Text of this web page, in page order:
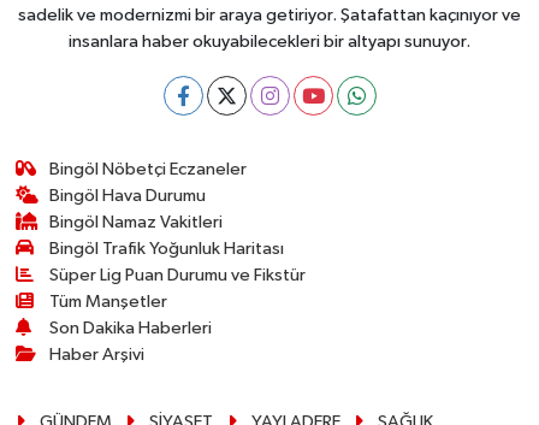
sadelik ve modernizmi bir araya getiriyor. Şatafattan kaçınıyor ve
insanlara haber okuyabilecekleri bir altyapı sunuyor.
Bingöl Nöbetçi Eczaneler
Bingöl Hava Durumu
Bingöl Namaz Vakitleri
Bingöl Trafik Yoğunluk Haritası
Süper Lig Puan Durumu ve Fikstür
Tüm Manşetler
Son Dakika Haberleri
Haber Arşivi